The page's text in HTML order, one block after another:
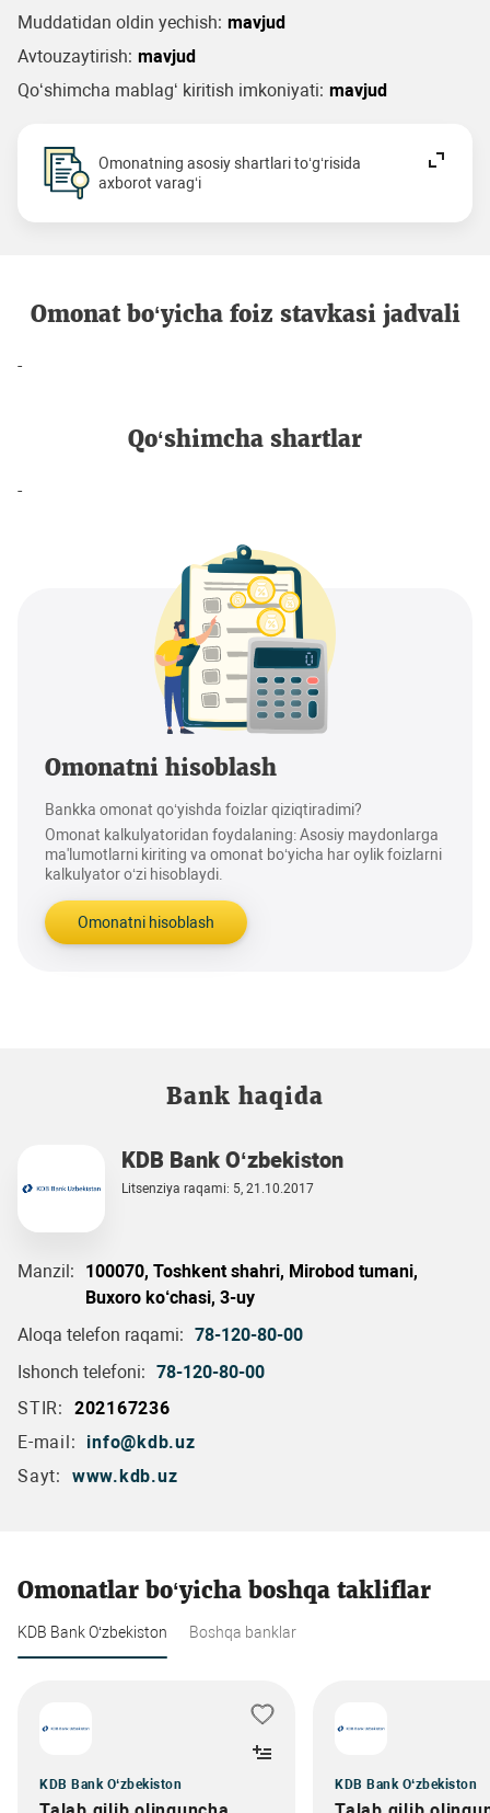
Muddatidan oldin yechish: mavjud
Avtouzaytirish: mavjud
Qo‘shimcha mablag‘ kiritish imkoniyati: mavjud
Omonatning asosiy shartlari to‘g‘risida
axborot varag‘i
Omonat bo‘yicha foiz stavkasi jadvali
-
Qo‘shimcha shartlar
-
Omonatni hisoblash
Bankka omonat qo‘yishda foizlar qiziqtiradimi?
Omonat kalkulyatoridan foydalaning: Asosiy maydonlarga
ma'lumotlarni kiriting va omonat bo‘yicha har oylik foizlarni
kalkulyator o‘zi hisoblaydi.
Omonatni hisoblash
Bank haqida
KDB Bank O‘zbekiston
Litsenziya raqami: 5, 21.10.2017
Manzil:
100070, Toshkent shahri, Mirobod tumani,
Buxoro ko‘chasi, 3-uy
Aloqa telefon raqami: 78-120-80-00
Ishonch telefoni: 78-120-80-00
STIR:
202167236
E-mail:
info@kdb.uz
Sayt:
www.kdb.uz
Omonatlar bo‘yicha boshqa takliflar
KDB Bank O‘zbekiston Boshqa banklar
KDB Bank O‘zbekiston KDB Bank O‘zbekiston